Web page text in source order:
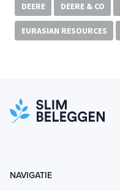
DEERE DEERE & CO
EURASIAN RESOURCES
NAVIGATIE